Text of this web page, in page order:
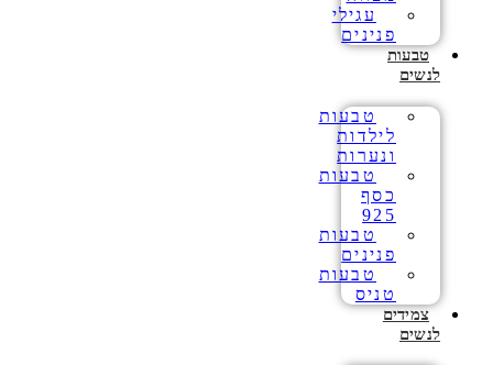
עגילי
פנינים
טבעות
לנשים
טבעות
לילדות
ונערות
טבעות
כסף
925
טבעות
פנינים
טבעות
טניס
צמידים
לנשים